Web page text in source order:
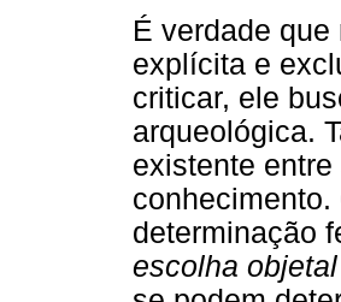
É verdade
explícita e
criticar, ele
arqueológica.
existente
determinação
escolha objetal